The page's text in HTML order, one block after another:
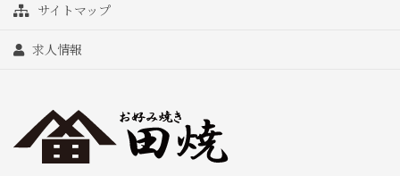
サイトマップ
求人情報